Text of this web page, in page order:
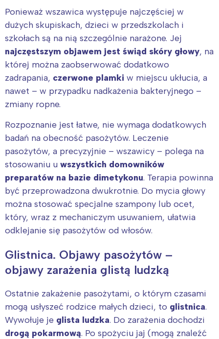
Ponieważ wszawica występuje najczęściej w
dużych skupiskach, dzieci w przedszkolach i
szkołach są na nią szczególnie narażone. Jej
najczęstszym objawem jest świąd skóry głowy, na
której można zaobserwować dodatkowo
zadrapania, czerwone plamki w miejscu ukłucia, a
nawet – w przypadku nadkażenia bakteryjnego –
zmiany ropne.
Rozpoznanie jest łatwe, nie wymaga dodatkowych
badań na obecność pasożytów. Leczenie
pasożytów, a precyzyjnie – wszawicy – polega na
stosowaniu u wszystkich domowników
preparatów na bazie dimetykonu. Terapia powinna
być przeprowadzona dwukrotnie. Do mycia głowy
można stosować specjalne szampony lub ocet,
który, wraz z mechaniczym usuwaniem, ułatwia
odklejanie się pasożytów od włosów.
Glistnica. Objawy pasożytów –
objawy zarażenia glistą ludzką
Ostatnie zakażenie pasożytami, o którym czasami
mogą usłyszeć rodzice małych dzieci, to glistnica.
Wywołuje je glista ludzka. Do zarażenia dochodzi
drogą pokarmową. Po spożyciu jaj (mogą znaleźć